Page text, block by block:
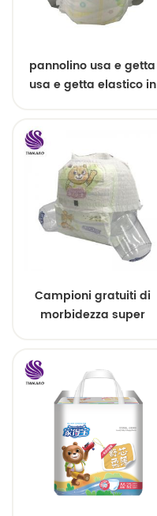
pannolino usa e getta
usa e getta elastico in
Campioni gratuiti di
morbidezza super